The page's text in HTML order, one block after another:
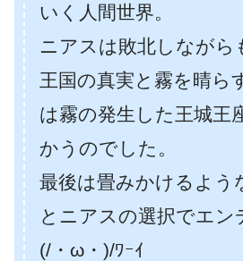
いく人間世界。
ニアスは敗北しながら
王国の真実と霧を晴ら
は霧の発生した王城王
かうのでした。
最後は畳みかけるよう
とニアスの選択でエン
(/・ω・)/ﾜｰｲ